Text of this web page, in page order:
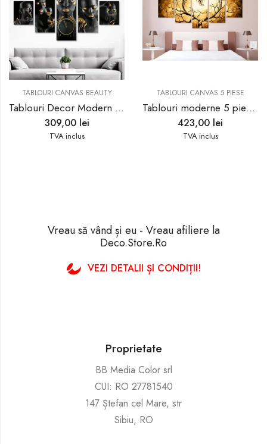
TABLOURI CANVAS BEAUTY
Tablouri Decor Modern Negru Auriu
309,00 lei
TVA inclus
TABLOURI CANVAS 5 PIESE
Tablouri moderne 5 piese inima copac 40188
423,00 lei
TVA inclus
Vreau să vând și eu - Vreau afiliere la
Deco.Store.Ro
VEZI DETALII ȘI CONDIȚII!
Proprietate
BB Media Color srl
CUI: RO 27781540
147 Ștefan cel Mare, str
Sibiu, RO